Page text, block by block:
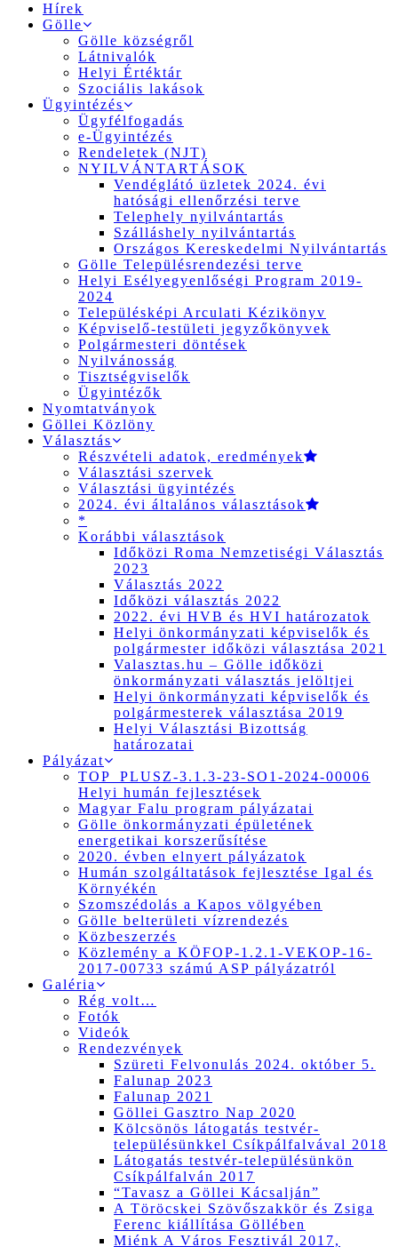
Hírek
Gölle
Gölle községről
Látnivalók
Helyi Értéktár
Szociális lakások
Ügyintézés
Ügyfélfogadás
e-Ügyintézés
Rendeletek (NJT)
NYILVÁNTARTÁSOK
Vendéglátó üzletek 2024. évi
hatósági ellenőrzési terve
Telephely nyilvántartás
Szálláshely nyilvántartás
Országos Kereskedelmi Nyilvántartás
Gölle Településrendezési terve
Helyi Esélyegyenlőségi Program 2019-
2024
Településképi Arculati Kézikönyv
Képviselő-testületi jegyzőkönyvek
Polgármesteri döntések
Nyilvánosság
Tisztségviselők
Ügyintézők
Nyomtatványok
Göllei Közlöny
Választás
Részvételi adatok, eredmények
Választási szervek
Választási ügyintézés
2024. évi általános választások
*
Korábbi választások
Időközi Roma Nemzetiségi Választás
2023
Választás 2022
Időközi választás 2022
2022. évi HVB és HVI határozatok
Helyi önkormányzati képviselők és
polgármester időközi választása 2021
Valasztas.hu – Gölle időközi
önkormányzati választás jelöltjei
Helyi önkormányzati képviselők és
polgármesterek választása 2019
Helyi Választási Bizottság
határozatai
Pályázat
TOP_PLUSZ-3.1.3-23-SO1-2024-00006
Helyi humán fejlesztések
Magyar Falu program pályázatai
Gölle önkormányzati épületének
energetikai korszerűsítése
2020. évben elnyert pályázatok
Humán szolgáltatások fejlesztése Igal és
Környékén
Szomszédolás a Kapos völgyében
Gölle belterületi vízrendezés
Közbeszerzés
Közlemény a KÖFOP-1.2.1-VEKOP-16-
2017-00733 számú ASP pályázatról
Galéria
Rég volt…
Fotók
Videók
Rendezvények
Szüreti Felvonulás 2024. október 5.
Falunap 2023
Falunap 2021
Göllei Gasztro Nap 2020
Kölcsönös látogatás testvér-
településünkkel Csíkpálfalvával 2018
Látogatás testvér-településünkön
Csíkpálfalván 2017
“Tavasz a Göllei Kácsalján”
A Töröcskei Szövőszakkör és Zsiga
Ferenc kiállítása Göllében
Miénk A Város Fesztivál 2017,